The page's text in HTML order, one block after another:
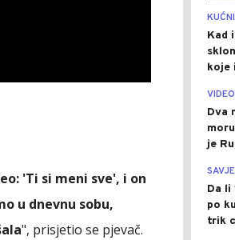
'Ti si meni sve', i on
u dnevnu sobu,
", prisjetio se pjevač.
Kad
koje
VIDEO
Dva
je
Da li
po
trik